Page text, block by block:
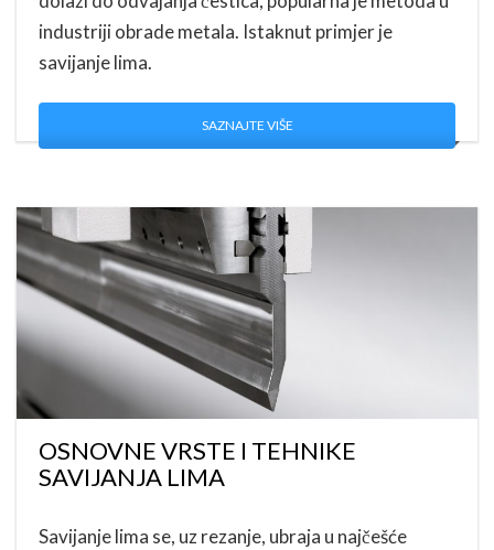
industriji obrade metala. Istaknut primjer je
savijanje lima.
SAZNAJTE VIŠE
OSNOVNE VRSTE I TEHNIKE
SAVIJANJA LIMA
Savijanje lima se, uz rezanje, ubraja u najčešće